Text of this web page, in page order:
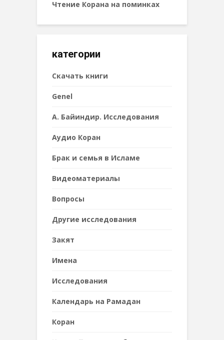
Чтение Корана на поминках
категории
Cкачать книги
Genel
А. Байиндир. Исследования
Аудио Коран
Брак и семья в Исламе
Видеоматериалы
Вопросы
Другие исследования
Закят
Имена
Исследования
Календарь на Рамадан
Коран